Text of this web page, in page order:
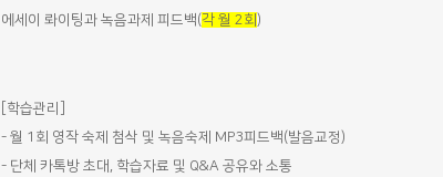
에세이 롸이팅과 녹음과제 피드백(각 월 2회 )
[학습관리]
- 월 1회 영작 숙제 첨삭 및 녹음숙제 MP3피드백(발음교정)
- 단체 카톡방 초대, 학습자료 및 Q&A 공유와 소통